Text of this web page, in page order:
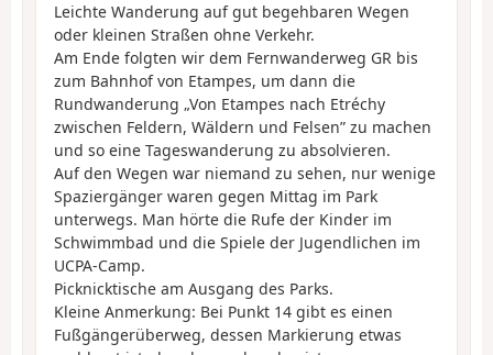
Leichte Wanderung auf gut begehbaren Wegen
oder kleinen Straßen ohne Verkehr.
Am Ende folgten wir dem Fernwanderweg GR bis
zum Bahnhof von Etampes, um dann die
Rundwanderung „Von Etampes nach Etréchy
zwischen Feldern, Wäldern und Felsen” zu machen
und so eine Tageswanderung zu absolvieren.
Auf den Wegen war niemand zu sehen, nur wenige
Spaziergänger waren gegen Mittag im Park
unterwegs. Man hörte die Rufe der Kinder im
Schwimmbad und die Spiele der Jugendlichen im
UCPA-Camp.
Picknicktische am Ausgang des Parks.
Kleine Anmerkung: Bei Punkt 14 gibt es einen
Fußgängerüberweg, dessen Markierung etwas